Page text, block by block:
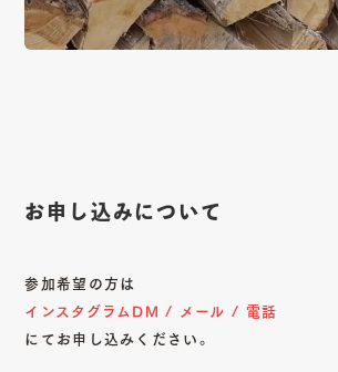
お申し込みについて
参加希望の方は
インスタグラムDM / メール / 電話
にてお申し込みください。